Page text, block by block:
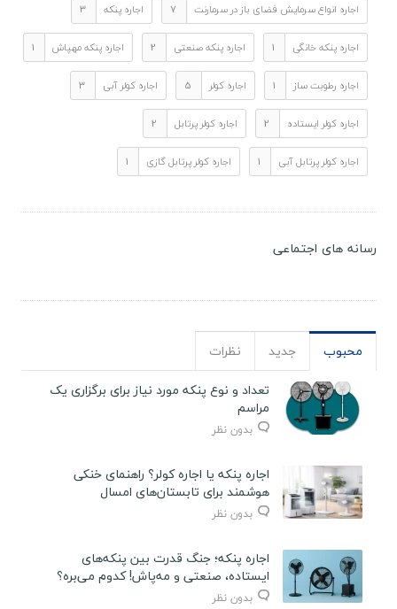
اجاره انواع سرمایش فضای باز در سرمارنت 7 اجاره پنکه 3
اجاره پنکه خانگی 1 اجاره پنکه صنعتی 2 اجاره پنکه مهپاش 1
اجاره رطوبت ساز 1 اجاره کولر 5 اجاره کولر آبی 3
اجاره کولر ایستاده 2 اجاره کولر پرتابل 2
اجاره کولر پرتابل آبی 1 اجاره کولر پرتابل گازی 1
رسانه های اجتماعی
محبوب جدید
نظرات
تعداد و نوع پنکه مورد نیاز برای برگزاری یک
مراسم
بدون نظر
اجاره پنکه یا اجاره کولر؟ راهنمای خنکی
هوشمند برای تابستان‌های امسال
بدون نظر
اجاره پنکه؛ جنگ قدرت بین پنکه‌های
ایستاده، صنعتی و مه‌پاش! کدوم می‌بره؟
بدون نظر